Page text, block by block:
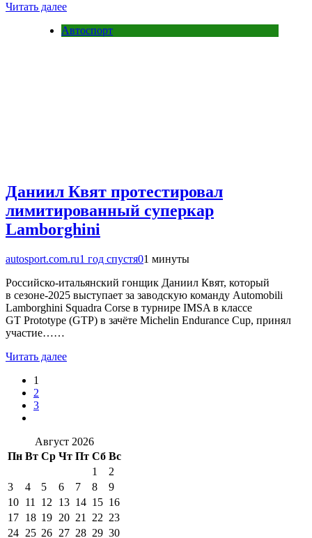
Читать далее
Автоспорт
Даниил Квят протестировал
лимитированный суперкар
Lamborghini
autosport.com.ru1 год спустя01 минуты
Российско-итальянский гонщик Даниил Квят, который
в сезоне-2025 выступает за заводскую команду Automobili
Lamborghini Squadra Corse в турнире IMSA в классе
GT Prototype (GTP) в зачёте Michelin Endurance Cup, принял
участие……
Читать далее
1
2
3
Август 2026
Пн Вт Ср Чт Пт Сб Вс
1
2
3
4 5 6 7 8
9
10 11 12 13 14 15 16
17 18 19 20 21 22 23
24 25 26 27 28 29 30